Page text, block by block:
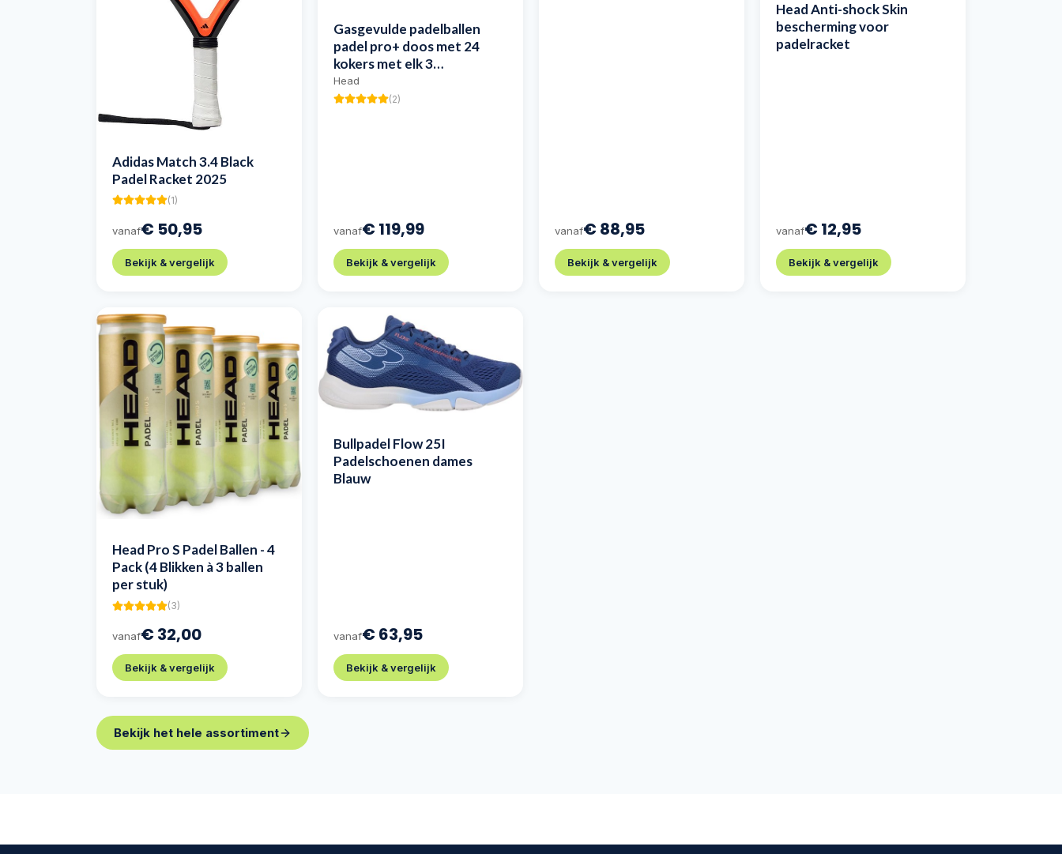
Adidas Match 3.4 Black
Padel Racket 2025
(1)
vanaf€ 50,95
Bekijk & vergelijk
Gasgevulde padelballen
padel pro+ doos met 24
kokers met elk 3…
Head
(2)
vanaf€ 119,99
Bekijk & vergelijk
vanaf€ 88,95
Bekijk & vergelijk
Head Anti-shock Skin
bescherming voor
padelracket
vanaf€ 12,95
Bekijk & vergelijk
Head Pro S Padel Ballen - 4
Pack (4 Blikken à 3 ballen
per stuk)
(3)
vanaf€ 32,00
Bekijk & vergelijk
Bullpadel Flow 25I
Padelschoenen dames
Blauw
vanaf€ 63,95
Bekijk & vergelijk
Bekijk het hele assortiment